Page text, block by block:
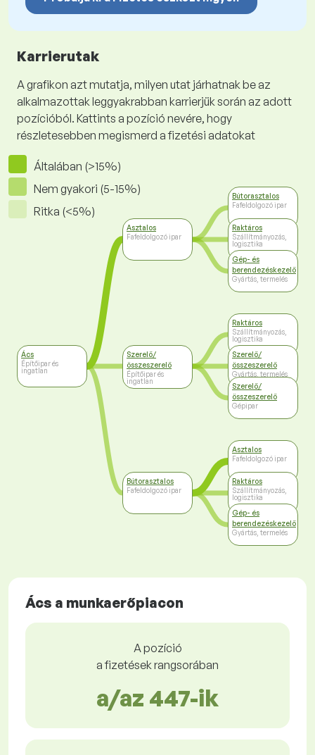
Karrierutak
A grafikon azt mutatja, milyen utat járhatnak be az
alkalmazottak leggyakrabban karrierjük során az adott
pozícióból. Kattints a pozíció nevére, hogy
részletesebben megismerd a fizetési adatokat
Általában (>15%)
Nem gyakori (5-15%)
Ritka (<5%)
Ács
Építőipar és
ingatlan
Asztalos
Fafeldolgozó ipar
Szerelő/
összeszerelő
Építőipar és
ingatlan
Bútorasztalos
Fafeldolgozó ipar
Bútorasztalos
Fafeldolgozó ipar
Raktáros
Szállítmányozás,
logisztika
Gép- és
berendezéskezelő
Gyártás, termelés
Raktáros
Szállítmányozás,
logisztika
Szerelő/
összeszerelő
Gyártás, termelés
Szerelő/
összeszerelő
Gépipar
Asztalos
Fafeldolgozó ipar
Raktáros
Szállítmányozás,
logisztika
Gép- és
berendezéskezelő
Gyártás, termelés
Ács a munkaerőpiacon
A pozíció
a fizetések rangsorában
a/az 447-ik